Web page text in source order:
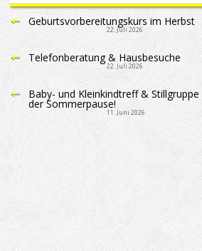
Geburtsvorbereitungskurs im Herbst
22. Juli 2026
Telefonberatung & Hausbesuche
22. Juli 2026
Baby- und Kleinkindtreff &
der Sommerpause!
11. Juni 2026